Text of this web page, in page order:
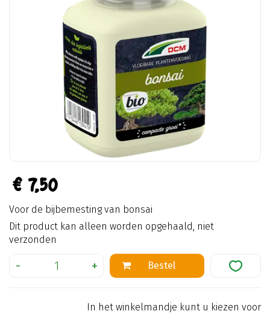
€ 7,50
Voor de bijbemesting van bonsai
Dit product kan alleen worden opgehaald, niet
verzonden
In het winkelmandje kunt u kiezen voor